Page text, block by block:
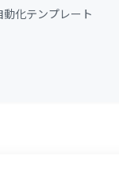
化テンプレート